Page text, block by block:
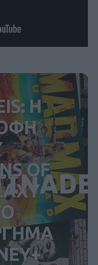
Η
OF